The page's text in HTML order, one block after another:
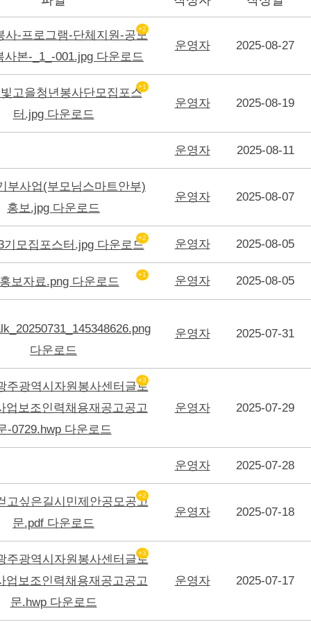
+2
운영자 2025-08-27
+1
운영자 2025-08-19
운영자 2025-08-11
운영자 2025-08-07
+2 운영자 2025-08-05
+1 운영자 2025-08-05
운영자 2025-07-31
+3
운영자 2025-07-29
운영자 2025-07-28
+2
운영자 2025-07-18
+3
운영자 2025-07-17